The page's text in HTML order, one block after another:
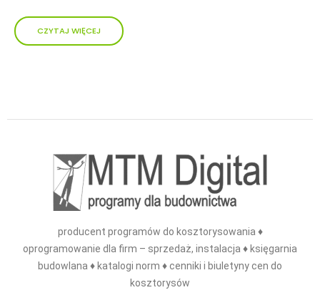
CZYTAJ WIĘCEJ
producent programów do kosztorysowania ♦
oprogramowanie dla firm – sprzedaż, instalacja ♦ księgarnia
budowlana ♦ katalogi norm ♦ cenniki i biuletyny cen do
kosztorysów